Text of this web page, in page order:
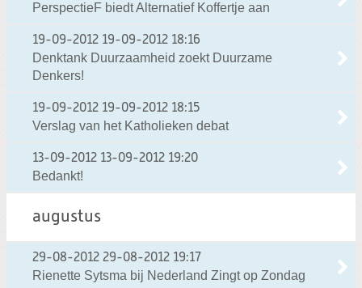
PerspectieF biedt Alternatief Koffertje aan
19-09-2012 19-09-2012 18:16
Denktank Duurzaamheid zoekt Duurzame
Denkers!
19-09-2012 19-09-2012 18:15
Verslag van het Katholieken debat
13-09-2012 13-09-2012 19:20
Bedankt!
augustus
29-08-2012 29-08-2012 19:17
Rienette Sytsma bij Nederland Zingt op Zondag